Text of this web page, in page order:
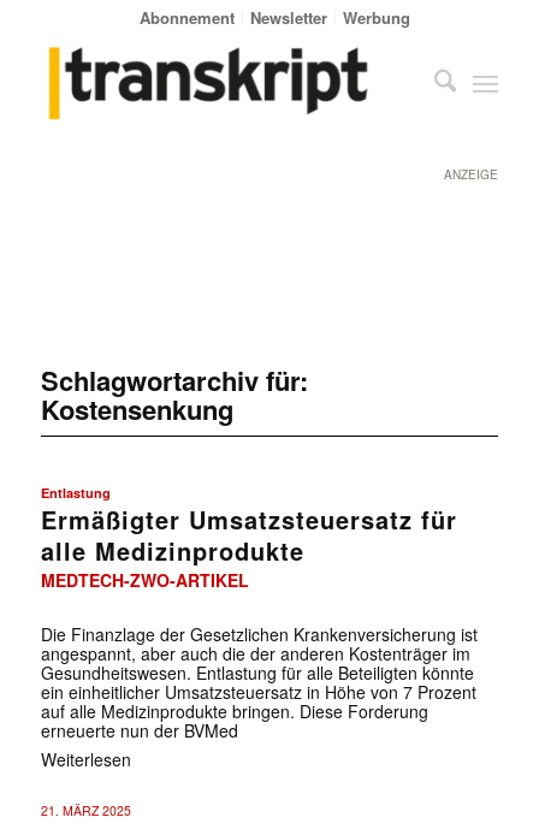
Abonnement Newsletter Werbung
ANZEIGE
Schlagwortarchiv für:
Kostensenkung
Entlastung
Ermäßigter Umsatzsteuersatz für
alle Medizinprodukte
MEDTECH-ZWO-ARTIKEL
Die Finanzlage der Gesetzlichen Krankenversicherung ist
angespannt, aber auch die der anderen Kostenträger im
Gesundheitswesen. Entlastung für alle Beteiligten könnte
ein einheitlicher Umsatzsteuersatz in Höhe von 7 Prozent
auf alle Medizinprodukte bringen. Diese Forderung
erneuerte nun der BVMed
Weiterlesen
21. MÄRZ 2025